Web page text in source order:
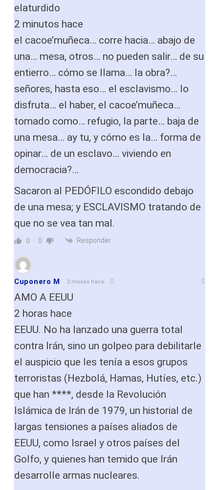
elaturdido
2 minutos hace
el cacoe’muñeca… corre hacia… abajo de
una… mesa, otros… no pueden salir… de su
entierro… cómo se llama… la obra?…
señores, hasta eso… el esclavismo… lo
disfruta… el haber, el cacoe’muñeca…
tomado como… refugio, la parte… baja de
una mesa… ay tu, y cómo es la… forma de
opinar… de un esclavo… viviendo en
democracia?…
Sacaron al PEDÓFILO escondido debajo
de una mesa; y ESCLAVISMO tratando de
que no se vea tan mal.
0 0 Responder
Cuponero M 2 meses hace
AMO A EEUU
2 horas hace
EEUU. No ha lanzado una guerra total
contra Irán, sino un golpeo para debilitarle
el auspicio que les tenía a esos grupos
terroristas (Hezbolá, Hamas, Hutíes, etc.)
que han ****, desde la Revolución
Islámica de Irán de 1979, un historial de
largas tensiones a países aliados de
EEUU, como Israel y otros países del
Golfo, y quienes han temido que Irán
desarrolle armas nucleares.